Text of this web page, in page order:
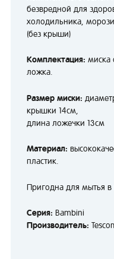
безвредной для
холодильника,
(без крыши)
Комплектация: миска
ложка.
Размер миски:
крышки 14см,
длина ложечки 13см
Материал:
пластик.
Пригодна для мытья
Серия: Bambini
Производитель: